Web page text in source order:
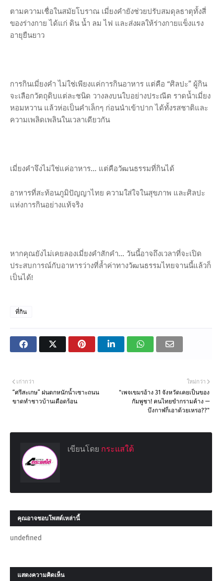
ตามความเชื่อในสมัยโบราณ เมี่ยงคำยังช่วยปรับสมดุลธาตุทั้งสี่
ของร่างกาย ได้แก่ ดิน น้ำ ลม ไฟ และส่งผลให้ร่างกายแข็งแรง
อายุยืนยาว
การกินเมี่ยงคำ ไม่ใช่เพียงแค่การกินอาหาร แต่คือ “ศิลปะ” ผู้กิน
จะเลือกวัตถุดิบแต่ละชนิด วางลงบนใบอย่างประณีต ราดน้ำเมี่ยง
หอมหวาน แล้วห่อเป็นคำเล็กๆ ก่อนนำเข้าปาก ได้ทั้งรสชาติและ
ความเพลิดเพลินในเวลาเดียวกัน
เมี่ยงคำจึงไม่ใช่แค่อาหาร... แต่คือวัฒนธรรมที่กินได้
อาหารที่สะท้อนภูมิปัญญาไทย ความใส่ใจในสุขภาพ และศิลปะ
แห่งการกินอย่างแท้จริง
หากคุณยังไม่เคยลองเมี่ยงคำสักคำ... วันนี้อาจถึงเวลาที่จะเปิด
ประสบการณ์กับอาหารว่างที่ล้ำค่าทางวัฒนธรรมไทยจานนี้แล้วก็
เป็นได้!
ที่กิน
ใหม่กว่า
"เพจเขมรอ้าง 31 จังหวัดเคยเป็นของ
กัมพูชา! คนไทยขำกรามค้าง —
บึงกาฬก็เอาด้วยเหรอ??"
เก่ากว่า
“ศรีสะเกษ” ฝนตกหนักน้ำเซาะถนน
ขาดทำชาวบ้านเดือดร้อน
เขียนโดย กระแสใต้
คุณอาจชอบโพสต์เหล่านี้
undefined
แสดงความคิดเห็น